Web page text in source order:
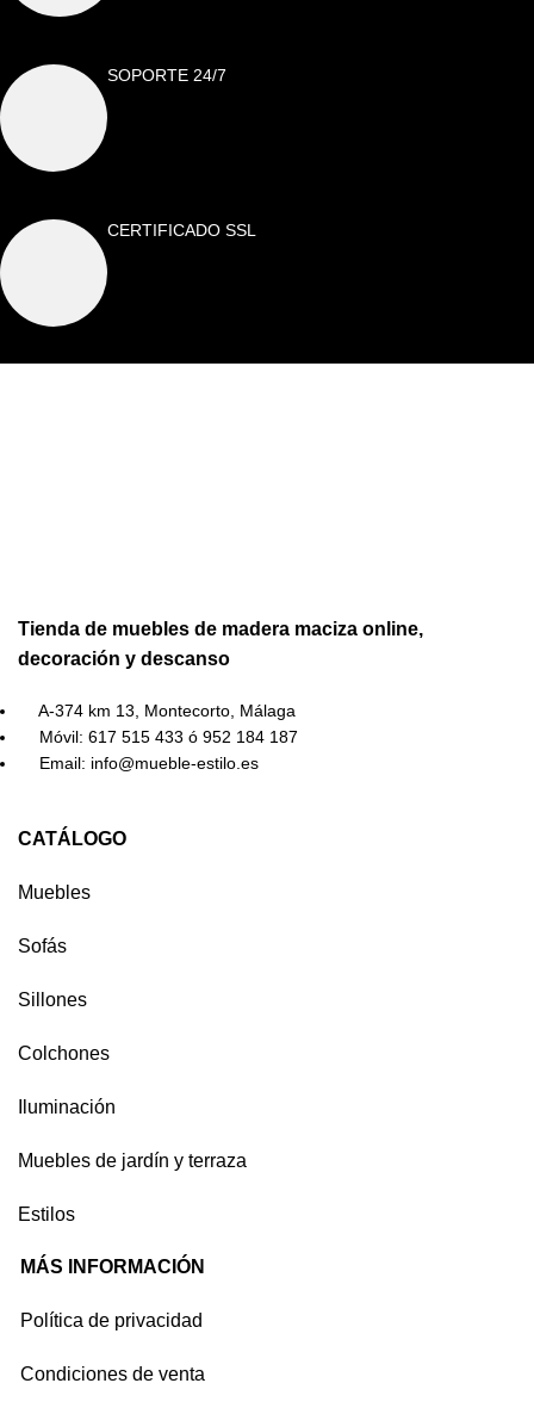
SOPORTE 24/7
CERTIFICADO SSL
Tienda de muebles de madera maciza online,
decoración y descanso
A-374 km 13, Montecorto, Málaga
Móvil: 617 515 433 ó 952 184 187
Email: info@mueble-estilo.es
CATÁLOGO
Muebles
Sofás
Sillones
Colchones
Iluminación
Muebles de jardín y terraza
Estilos
MÁS INFORMACIÓN
Política de privacidad
Condiciones de venta